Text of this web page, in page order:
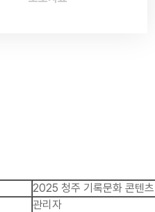
2025 청주 기록문화 콘텐
관리자